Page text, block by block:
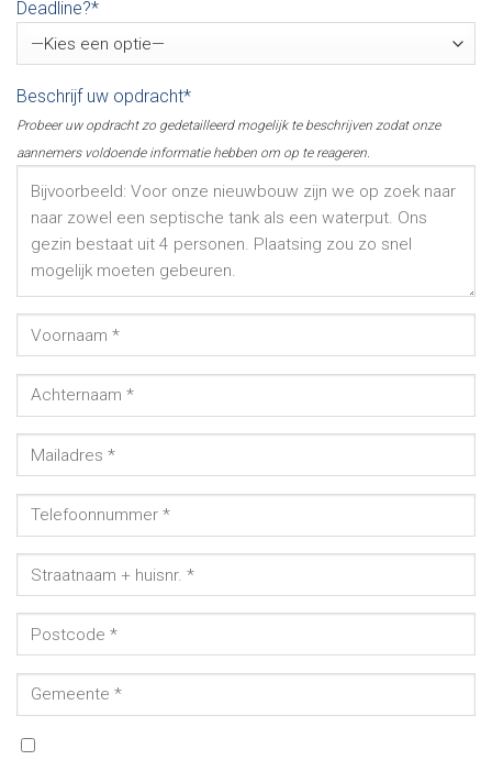
Deadline?*
Beschrijf uw opdracht*
Probeer uw opdracht zo gedetailleerd mogelijk te beschrijven zodat onze
aannemers voldoende informatie hebben om op te reageren.